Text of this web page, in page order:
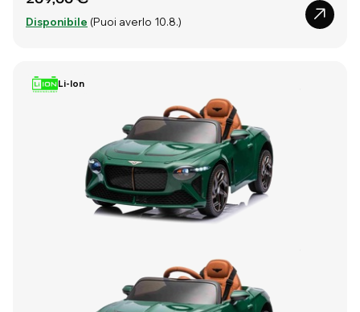
Disponibile (Puoi averlo 10.8.)
Li-Ion